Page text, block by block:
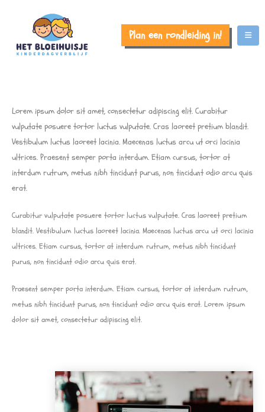
Plan een rondleiding in!
Lorem ipsum dolor sit amet, consectetur adipiscing elit. Curabitur
vulputate posuere tortor luctus vulputate. Cras laoreet pretium blandit.
Vestibulum luctus laoreet lacinia. Maecenas luctus arcu ut orci lacinia
ultrices. Praesent semper porta interdum. Etiam cursus, tortor at
interdum rutrum, metus nibh tincidunt purus, non tincidunt odio arcu quis
erat.
Curabitur vulputate posuere tortor luctus vulputate. Cras laoreet pretium
blandit. Vestibulum luctus laoreet lacinia. Maecenas luctus arcu ut orci lacinia
ultrices. Etiam cursus, tortor at interdum rutrum, metus nibh tincidunt
purus, non tincidunt odio arcu quis erat.
Praesent semper porta interdum. Etiam cursus, tortor at interdum rutrum,
metus nibh tincidunt purus, non tincidunt odio arcu quis erat. Lorem ipsum
dolor sit amet, consectetur adipiscing elit.